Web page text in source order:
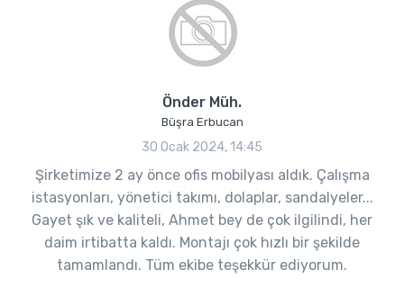
Önder Müh.
Büşra Erbucan
30 Ocak 2024, 14:45
Şirketimize 2 ay önce ofis mobilyası aldık. Çalışma
istasyonları, yönetici takımı, dolaplar, sandalyeler...
Gayet şık ve kaliteli, Ahmet bey de çok ilgilindi, her
daim irtibatta kaldı. Montajı çok hızlı bir şekilde
tamamlandı. Tüm ekibe teşekkür ediyorum.